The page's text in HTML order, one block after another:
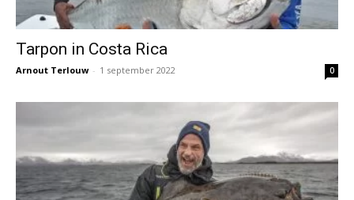
Tarpon in Costa Rica
Arnout Terlouw - 1 september 2022 0